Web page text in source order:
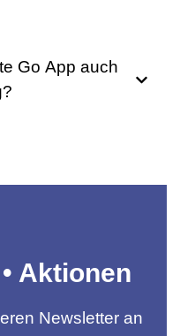
Go App auch
Aktionen
Newsletter an